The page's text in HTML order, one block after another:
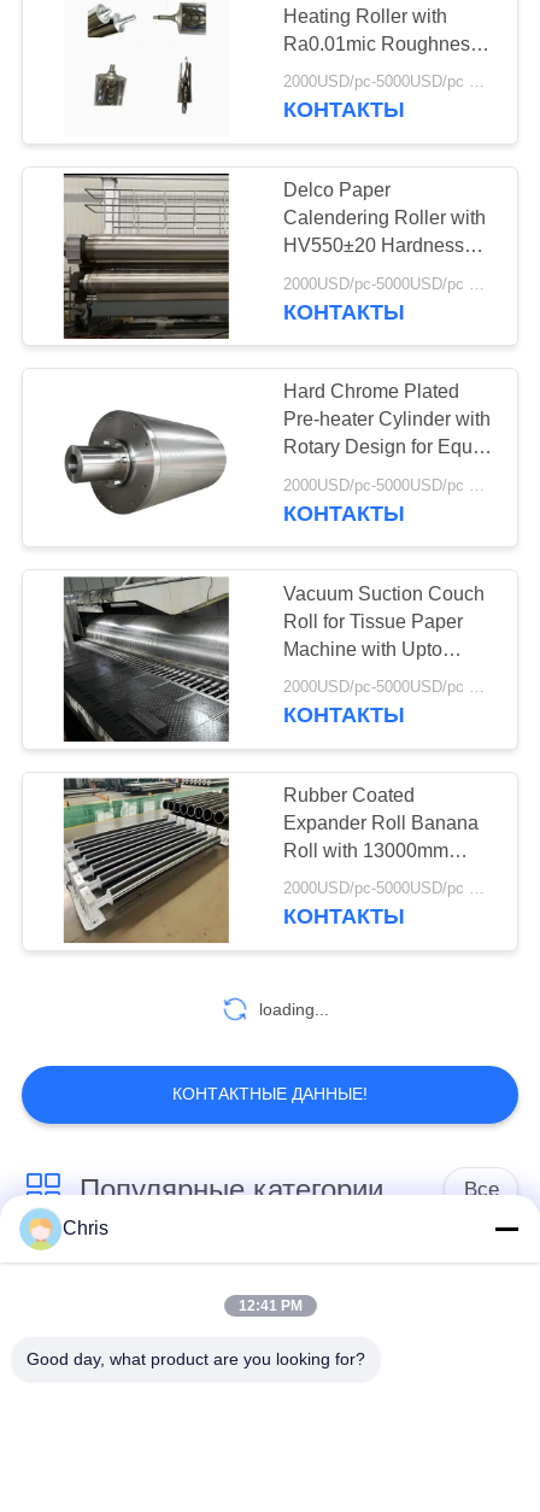
НОВОСТИ
СПРОСИТЕ
ЦИТАТУ
КАРТА
САЙТА
POLICY
Heating Roller with
Ra0.01mic Roughness
and 300-8000mm
Length for Laser Film
2000USD/pc-5000USD/pc MOQ:1 ПК
КОНТАКТЫ
Delco Paper
Calendering Roller with
HV550±20 Hardness
Ra0.2 um Surface
Roughness and ≤±2℃
КОНТАКТЫ
Hard Chrome Plated
Pre-heater Cylinder with
Rotary Design for Equal
Heating and Steam
Rotary Joint
2000USD/pc-5000USD/pc MOQ:1 ПК
КОНТАКТЫ
Vacuum Suction Couch
Roll for Tissue Paper
Machine with Upto
2000m/min Speed and
1600-9000mm Working
2000USD/pc-5000USD/pc MOQ:1 ПК
КОНТАКТЫ
Rubber Coated
Expander Roll Banana
Roll with 13000mm
Maximum Face Length
and 3000m/min
2000USD/pc-5000USD/pc MOQ:1 ПК
КОНТАКТЫ
loading...
КОНТАКТНЫЕ ДАННЫЕ!
Популярные категории Все
не сплетенный
Промышленный
ролик
Панели экрана
Промышленный
Chris
12:41 PM
Good day, what product are you looking for?